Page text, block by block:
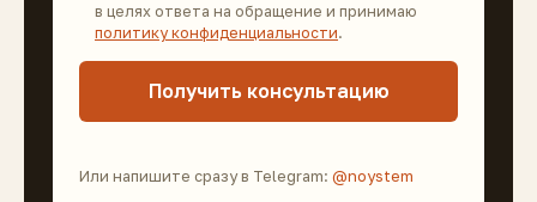
в целях ответа на обращение и принимаю
политику конфиденциальности.
Получить консультацию
Или напишите сразу в Telegram: @noystem